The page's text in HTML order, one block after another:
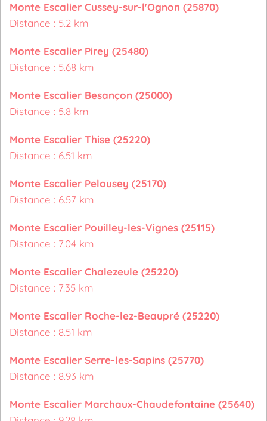
Monte Escalier Cussey-sur-l'Ognon (25870)
Distance : 5.2 km
Monte Escalier Pirey (25480)
Distance : 5.68 km
Monte Escalier Besançon (25000)
Distance : 5.8 km
Monte Escalier Thise (25220)
Distance : 6.51 km
Monte Escalier Pelousey (25170)
Distance : 6.57 km
Monte Escalier Pouilley-les-Vignes (25115)
Distance : 7.04 km
Monte Escalier Chalezeule (25220)
Distance : 7.35 km
Monte Escalier Roche-lez-Beaupré (25220)
Distance : 8.51 km
Monte Escalier Serre-les-Sapins (25770)
Distance : 8.93 km
Monte Escalier Marchaux-Chaudefontaine (25640)